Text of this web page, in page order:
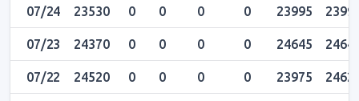
07/24 23530 0 0 0 0 23995
07/23 24370 0 0 0 0 24645
07/22 24520 0 0 0 0 23975